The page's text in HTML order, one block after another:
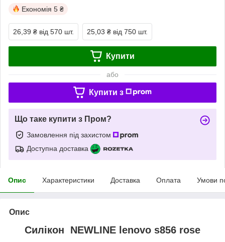
Економія 5 ₴
26,39 ₴ від 570 шт. 25,03 ₴ від 750 шт.
Купити
або
Купити з
Що таке купити з Пром?
Замовлення під захистом
Доступна доставка
Опис Характеристики Доставка Оплата Умови
Опис
Силікон NEWLINE lenovo s856 rose